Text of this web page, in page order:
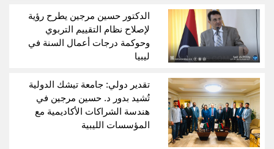
الدكتور حسين مرجين يطرح رؤية
لإصلاح نظام التقييم التربوي
وحوكمة درجات أعمال السنة في
ليبيا
تقدير دولي: جامعة تيشك الدولية
تُشيد بدور د. حسين مرجين في
هندسة الشراكات الأكاديمية مع
المؤسسات الليبية